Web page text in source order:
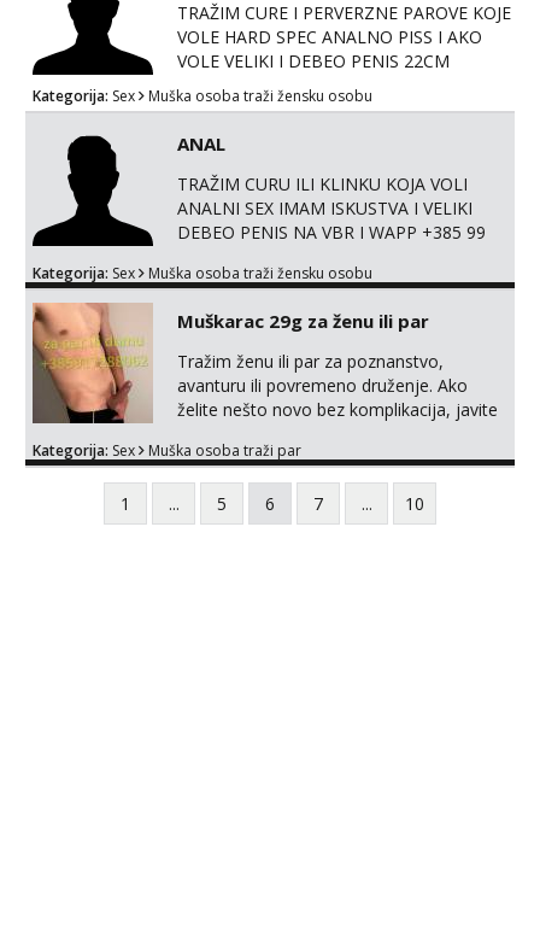
TRAŽIM CURE I PERVERZNE PAROVE KOJE
VOLE HARD SPEC ANALNO PISS I AKO
VOLE VELIKI I DEBEO PENIS 22CM
DISKRETNO SVE NA WHTP +385 99 2044
893 Šaljem fotke
Kategorija: Sex Muška osoba traži žensku osobu
ANAL
TRAŽIM CURU ILI KLINKU KOJA VOLI
ANALNI SEX IMAM ISKUSTVA I VELIKI
DEBEO PENIS NA VBR I WAPP +385 99
Kategorija: Sex Muška osoba traži žensku osobu
Muškarac 29g za ženu ili par
Tražim ženu ili par za poznanstvo,
avanturu ili povremeno druženje. Ako
želite nešto novo bez komplikacija, javite
kvalitetan seks. Higijenu i potpunu
diskreciju jamčim. Sl. Brod moj prostor
Zagreb i ostatak HR mobilan.
𝗡𝗮𝗽𝗼𝗺𝗲𝗻𝗮 Samo žene i hetero parovi.
Kategorija: Sex Muška osoba traži par
1 ... 5 6 7 ... 10